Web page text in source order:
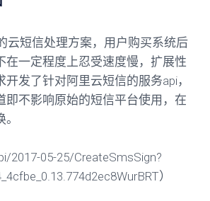
云短信处理方案，用户购买系统后
一定程度上忍受速度慢，扩展性
发了针对阿里云短信的服务api，
不影响原始的短信平台使用，在
2017-05-25/CreateSmsSign?
）